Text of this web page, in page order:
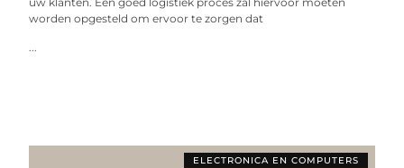
worden opgesteld om ervoor te zorgen dat
...
ELECTRONICA EN COMPUTERS